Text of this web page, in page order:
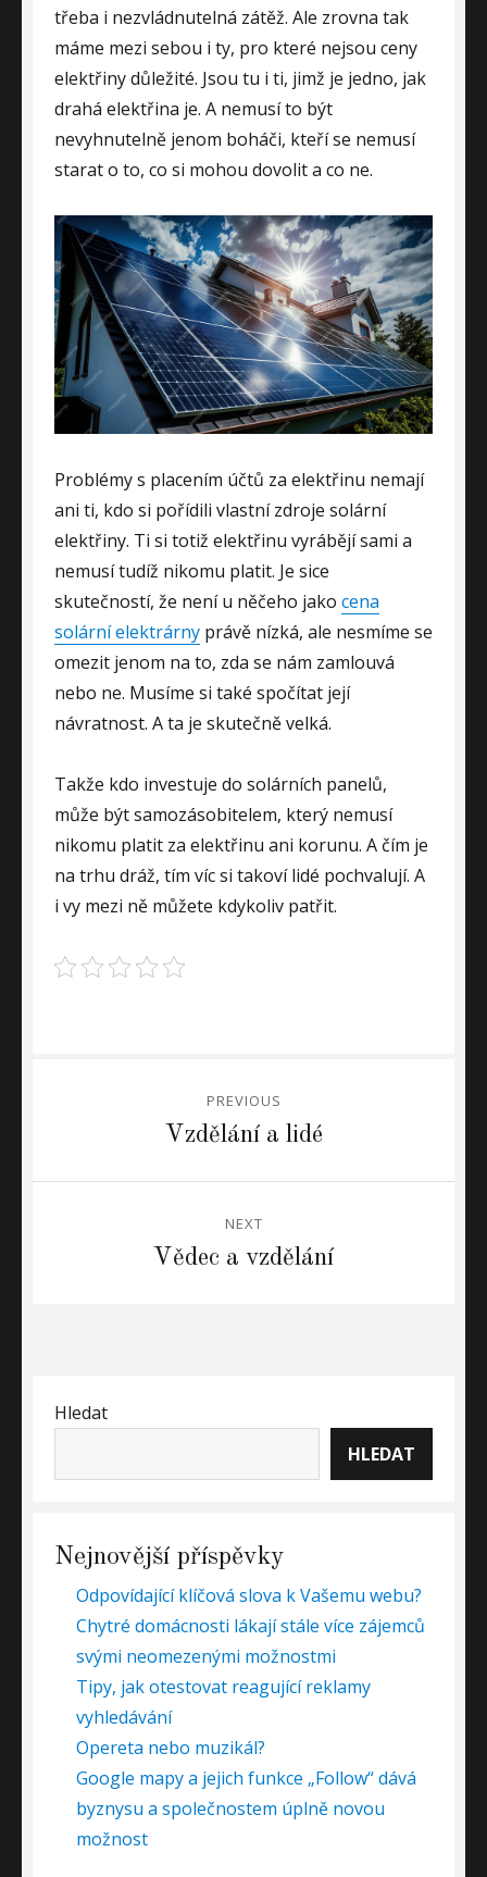
třeba i nezvládnutelná zátěž. Ale zrovna tak
máme mezi sebou i ty, pro které nejsou ceny
elektřiny důležité. Jsou tu i ti, jimž je jedno, jak
drahá elektřina je. A nemusí to být
nevyhnutelně jenom boháči, kteří se nemusí
starat o to, co si mohou dovolit a co ne.
Problémy s placením účtů za elektřinu nemají
ani ti, kdo si pořídili vlastní zdroje solární
elektřiny. Ti si totiž elektřinu vyrábějí sami a
nemusí tudíž nikomu platit. Je sice
skutečností, že není u něčeho jako cena
solární elektrárny právě nízká, ale nesmíme se
omezit jenom na to, zda se nám zamlouvá
nebo ne. Musíme si také spočítat její
návratnost. A ta je skutečně velká.
Takže kdo investuje do solárních panelů,
může být samozásobitelem, který nemusí
nikomu platit za elektřinu ani korunu. A čím je
na trhu dráž, tím víc si takoví lidé pochvalují. A
i vy mezi ně můžete kdykoliv patřit.
PREVIOUS
Vzdělání a lidé
NEXT
Vědec a vzdělání
Hledat
HLEDAT
Nejnovější příspěvky
Odpovídající klíčová slova k Vašemu webu?
Chytré domácnosti lákají stále více zájemců
svými neomezenými možnostmi
Tipy, jak otestovat reagující reklamy
vyhledávání
Opereta nebo muzikál?
Google mapy a jejich funkce „Follow“ dává
byznysu a společnostem úplně novou
možnost